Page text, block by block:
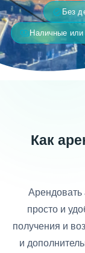
verified Без
payments Наличные или
Как
просто и
получения и
и